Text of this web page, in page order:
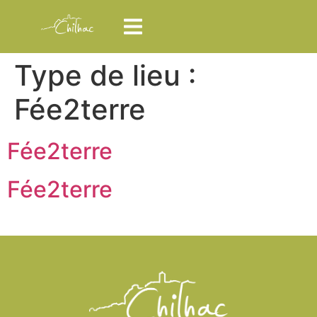
Type de lieu :
Fée2terre
Fée2terre
Fée2terre